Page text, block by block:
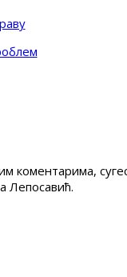
коментарима,
Лепосавић.